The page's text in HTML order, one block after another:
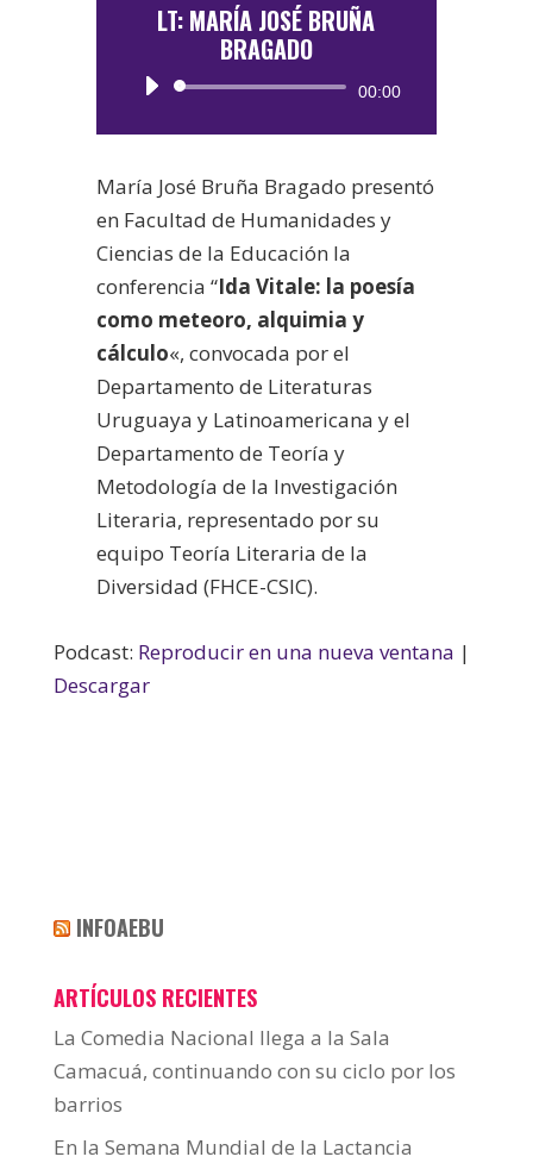
LT: MARÍA JOSÉ BRUÑA
BRAGADO
Reproductor
00:00
María José Bruña Bragado presentó
en Facultad de Humanidades y
Ciencias de la Educación la
conferencia “Ida Vitale: la poesía
como meteoro, alquimia y
cálculo«, convocada por el
Departamento de Literaturas
Uruguaya y Latinoamericana y el
Departamento de Teoría y
Metodología de la Investigación
Literaria, representado por su
equipo Teoría Literaria de la
Diversidad (FHCE-CSIC).
Podcast: Reproducir en una nueva ventana |
Descargar
INFOAEBU
ARTÍCULOS RECIENTES
La Comedia Nacional llega a la Sala
Camacuá, continuando con su ciclo por los
barrios
En la Semana Mundial de la Lactancia